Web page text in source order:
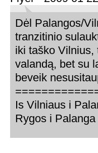
Dėl Palangos/
tranzitinio
iki taško Vilnius,
valandą, bet su
beveik
Is Vilniaus i
Rygos i Palanga